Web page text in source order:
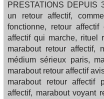
PRESTATIONS DEPUIS
un retour affectif,
fonctionne, retour
affectif qui marche, rituel
marabout retour affectif,
médium sérieux paris,
marabout retour affectif
marabout retour affectif
affectif, marabout voyant